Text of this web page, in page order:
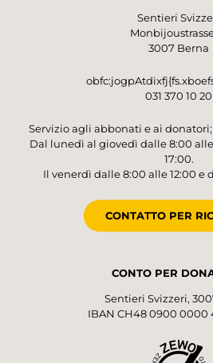
Sentieri
3007 Berna
031 370 10 20
Servizio agli abbonati e ai
Dal lunedì al giovedì dalle 8:00 alle
17:00.
Il venerdì dalle 8:00 alle 12:00 e
CONTATTO PER
CONTO PER
Sentieri Svizzeri,
IBAN CH48 0900 0000